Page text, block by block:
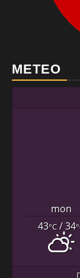
METEO
mon
43°C/ 34